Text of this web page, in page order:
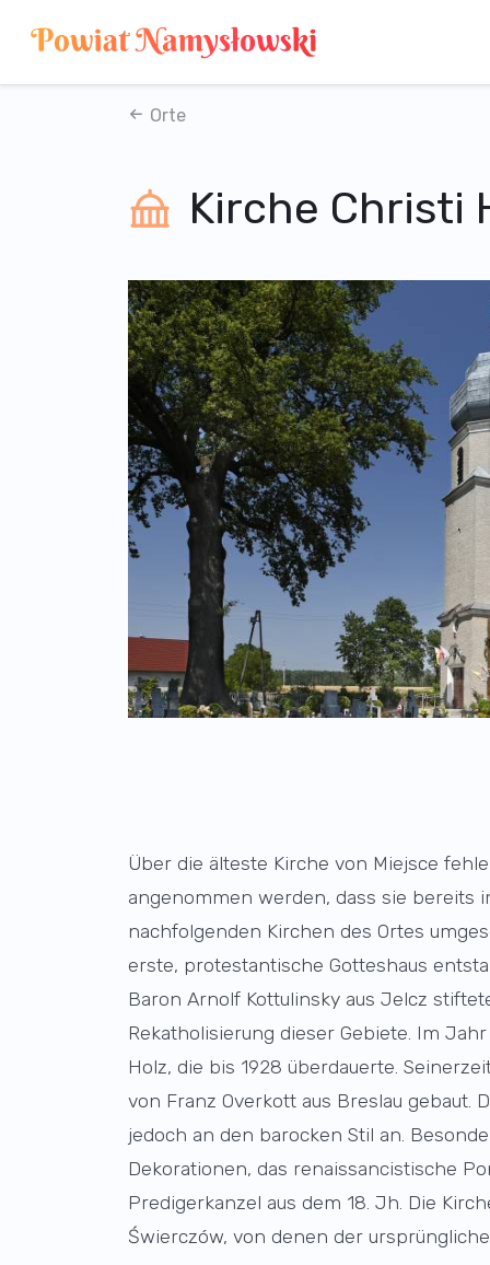
Orte
Kirche Christi
Über die älteste Kirche von Miejsce
angenommen werden, dass sie bereits
nachfolgenden Kirchen des Ortes
erste, protestantische Gotteshaus
Baron Arnolf Kottulinsky aus Jelcz
Rekatholisierung dieser Gebiete. Im
Holz, die bis 1928 überdauerte.
von Franz Overkott aus Breslau
jedoch an den barocken Stil an.
Dekorationen, das renaissancistische
Predigerkanzel aus dem 18. Jh. Die
Świerczów, von denen der